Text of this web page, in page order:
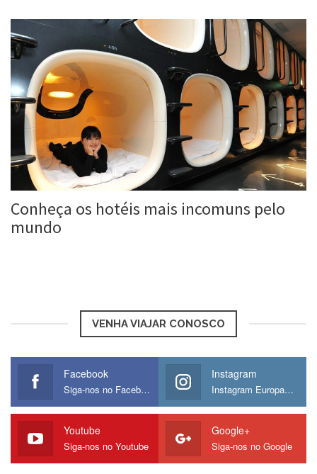
Conheça os hotéis mais incomuns pelo
mundo
VENHA VIAJAR CONOSCO
Facebook
Siga-nos no Facebook
Instagram
Instagram Europamos
Youtube
Siga-nos no Youtube
Google+
Siga-nos no Google